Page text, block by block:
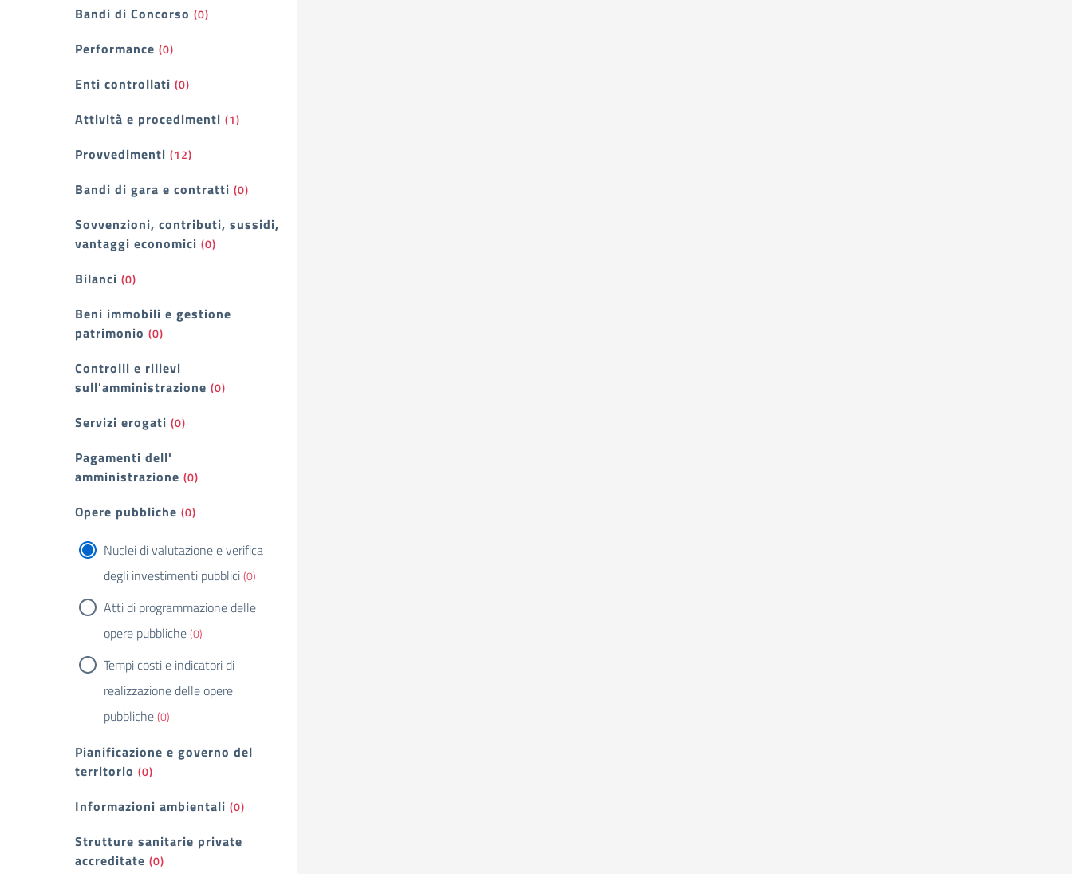
Bandi di Concorso (0)
Performance (0)
Enti controllati (0)
Attività e procedimenti (1)
Provvedimenti (12)
Bandi di gara e contratti (0)
Sovvenzioni, contributi, sussidi,
vantaggi economici (0)
Bilanci (0)
Beni immobili e gestione
patrimonio (0)
Controlli e rilievi
sull'amministrazione (0)
Servizi erogati (0)
Pagamenti dell'
amministrazione (0)
Opere pubbliche (0)
Nuclei di valutazione e verifica
degli investimenti pubblici(0)
Atti di programmazione delle
opere pubbliche(0)
Tempi costi e indicatori di
realizzazione delle opere
pubbliche(0)
Pianificazione e governo del
territorio (0)
Informazioni ambientali (0)
Strutture sanitarie private
accreditate (0)